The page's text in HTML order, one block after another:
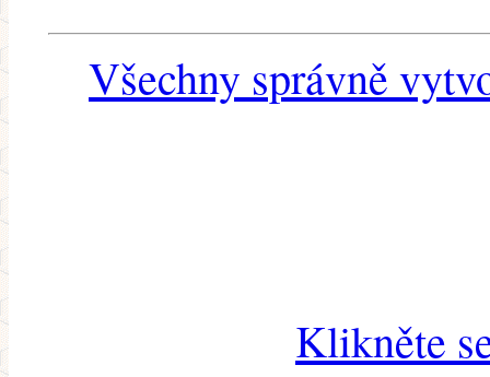
Všechny správně
Klikněte